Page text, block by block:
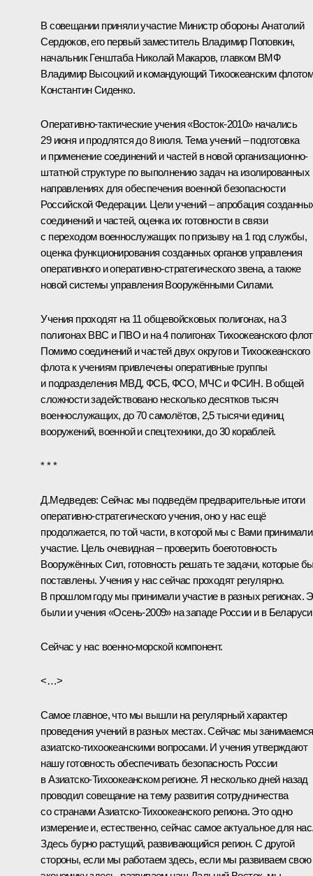
В совещании приняли участие Министр обороны Анатолий
Сердюков, его первый заместитель Владимир Поповкин,
начальник Генштаба Николай Макаров, главком ВМФ
Владимир Высоцкий и командующий Тихоокеанским
Константин Сиденко.
Оперативно-тактические учения«Восток-2010» начались
29 июня и продлятся до 8 июля. Тема учений – подготовка
и применение соединений и частей в новой организационно-
штатной структуре по выполнению задач на изолированных
направлениях для обеспечения военной безопасности
Российской Федерации. Цели учений – апробация
соединений и частей, оценка их готовности в связи
с переходом военнослужащих по призыву на 1 год службы,
оценка функционирования созданных органов управления
оперативного и оперативно-стратегического звена, а также
новой системы управления Вооружёнными Силами.
Учения проходят на 11 общевойсковых полигонах, на 3
полигонах ВВС и ПВО и на 4 полигонах Тихоокеанского
Помимо соединений и частей двух округов и Тихоокеанского
флота к учениям привлечены оперативные группы
и подразделения МВД, ФСБ, ФСО, МЧС и ФСИН. В общей
сложности задействовано несколько десятков тысяч
военнослужащих, до 70 самолётов, 2,5 тысячи единиц
вооружений, военной и спецтехники, до 30 кораблей.
* * *
Д.Медведев: Сейчас мы подведём предварительные итоги
оперативно-стратегического учения, оно у нас ещё
продолжается, по той части, в которой мы с Вами принимали
участие. Цель очевидная – проверить боеготовность
Вооружённых Сил, готовность решать те задачи, которые
поставлены. Учения у нас сейчас проходят регулярно.
В прошлом году мы принимали участие в разных регионах.
были и учения «Осень-2009» на западе России и в
Сейчас у нас военно-морской компонент.
<…>
Самое главное, что мы вышли на регулярный характер
проведения учений в разных местах. Сейчас мы занимаемся
азиатско-тихоокеанскими вопросами. И учения утверждают
нашу готовность обеспечивать безопасность России
в Азиатско-Тихоокеанском регионе. Я несколько дней назад
проводил совещание на тему развития сотрудничества
со странами Азиатско-Тихоокеанского региона. Это одно
измерение и, естественно, сейчас самое актуальное для
Здесь бурно растущий, развивающийся регион. С другой
стороны, если мы работаем здесь, если мы развиваем свою